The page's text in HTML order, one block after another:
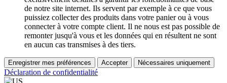
de notre site internet. Ils servent par exemple à ce que vous
puissiez collecter des produits dans votre panier ou à vous
connecter à votre compte client. Il ne nous est pas possible de
remonter jusqu'à vous et les données qui en résultent ne sont
en aucun cas transmises à des tiers.
Enregistrer mes préférences Accepter Nécessaires uniquement
Déclaration de confidentialité